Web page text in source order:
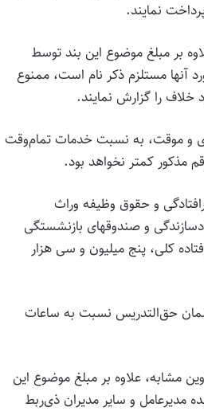
نمایند.
بر مبلغ موضوع این بند توسط
آنها مستلزم ذکر نام است، ممنوع
خلاف را گزارش نمایند.
و موقت، به نسبت خدمات تمام‌وقت
و حقوق وظیفه وراث
و صندوقهای بازنشستگی
کلی، پنج میلیون و سی هزار
حق‌التدریس نسبت به ساعات
مشابه، علاوه بر مبلغ موضوع این
مدیرعامل و سایر مدیران ذی‌ربط